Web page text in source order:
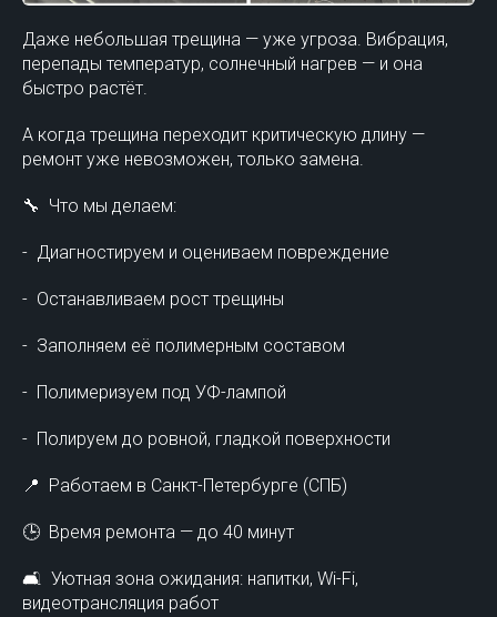
Даже небольшая трещина — уже угроза. Вибрация,
перепады температур, солнечный нагрев — и она
быстро растёт.
А когда трещина переходит критическую длину —
ремонт уже невозможен, только замена.
🔧 Что мы делаем:
- Диагностируем и оцениваем повреждение
- Останавливаем рост трещины
- Заполняем её полимерным составом
- Полимеризуем под УФ-лампой
- Полируем до ровной, гладкой поверхности
📍 Работаем в Санкт-Петербурге (СПБ)
🕒 Время ремонта — до 40 минут
🛋 Уютная зона ожидания: напитки, Wi-Fi,
видеотрансляция работ